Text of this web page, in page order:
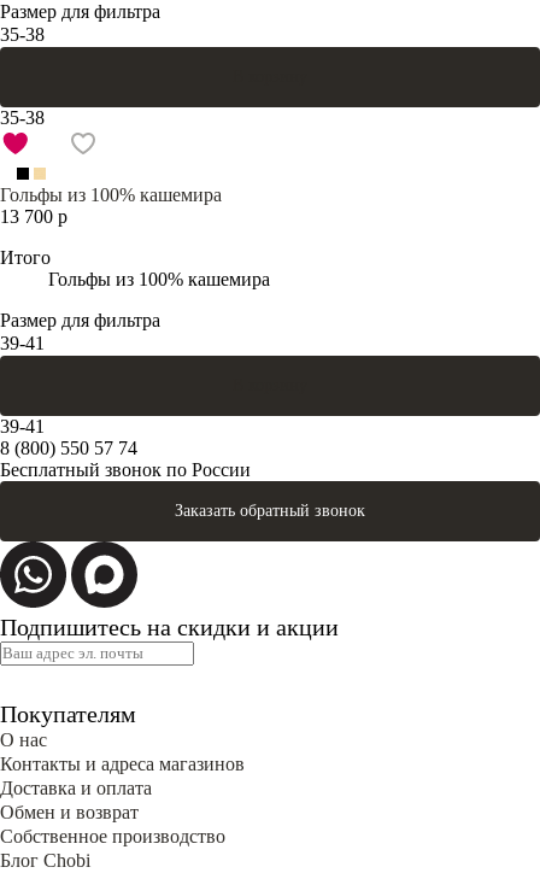
Размер для фильтра
35-38
35-38
Гольфы из 100% кашемира
13 700 р
Итого
Гольфы из 100% кашемира
Размер для фильтра
39-41
39-41
8 (800) 550 57 74
Бесплатный звонок по России
Заказать обратный звонок
Подпишитесь на скидки и акции
Покупателям
О нас
Контакты и адреса магазинов
Доставка и оплата
Обмен и возврат
Собственное производство
Блог Сhobi